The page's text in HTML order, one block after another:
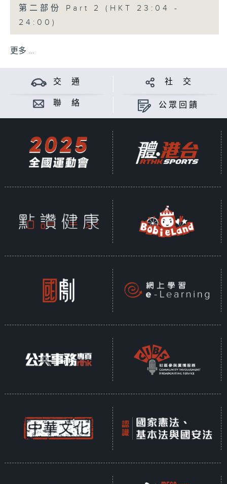
第二部份 Part 2 (HKT 23:04 -
24:00)
更多 ...
交 通 社 交
聯 絡 公眾回饋